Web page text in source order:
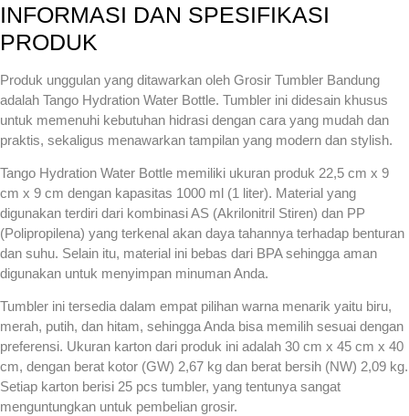
INFORMASI DAN SPESIFIKASI
PRODUK
Produk unggulan yang ditawarkan oleh Grosir Tumbler Bandung
adalah Tango Hydration Water Bottle. Tumbler ini didesain khusus
untuk memenuhi kebutuhan hidrasi dengan cara yang mudah dan
praktis, sekaligus menawarkan tampilan yang modern dan stylish.
Tango Hydration Water Bottle memiliki ukuran produk 22,5 cm x 9
cm x 9 cm dengan kapasitas 1000 ml (1 liter). Material yang
digunakan terdiri dari kombinasi AS (Akrilonitril Stiren) dan PP
(Polipropilena) yang terkenal akan daya tahannya terhadap benturan
dan suhu. Selain itu, material ini bebas dari BPA sehingga aman
digunakan untuk menyimpan minuman Anda.
Tumbler ini tersedia dalam empat pilihan warna menarik yaitu biru,
merah, putih, dan hitam, sehingga Anda bisa memilih sesuai dengan
preferensi. Ukuran karton dari produk ini adalah 30 cm x 45 cm x 40
cm, dengan berat kotor (GW) 2,67 kg dan berat bersih (NW) 2,09 kg.
Setiap karton berisi 25 pcs tumbler, yang tentunya sangat
menguntungkan untuk pembelian grosir.